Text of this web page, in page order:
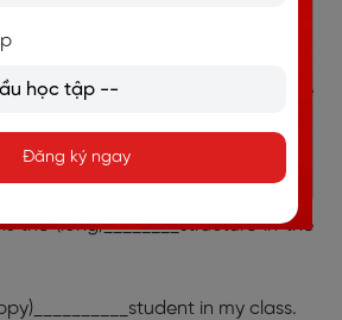
in our class.
is the (deep)_________iver in the
season in the year.
the (long)________structure in the
in my class.
Đăng ký ngay